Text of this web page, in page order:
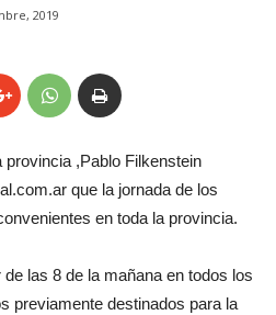
2019
,Pablo Filkenstein
que la jornada de los
en toda la provincia.
las 8 de la mañana en todos los
previamente destinados para la